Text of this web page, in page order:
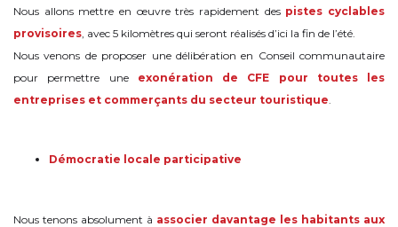
Nous allons mettre en œuvre très rapidement des pistes cyclables
provisoires , avec 5 kilomètres qui seront réalisés d’ici la fin de l’été.
Nous venons de proposer une délibération en Conseil communautaire
pour permettre une exonération de CFE pour toutes les
entreprises et commerçants du secteur touristique
Démocratie locale participative
Nous tenons absolument à associer davantage les habitants aux